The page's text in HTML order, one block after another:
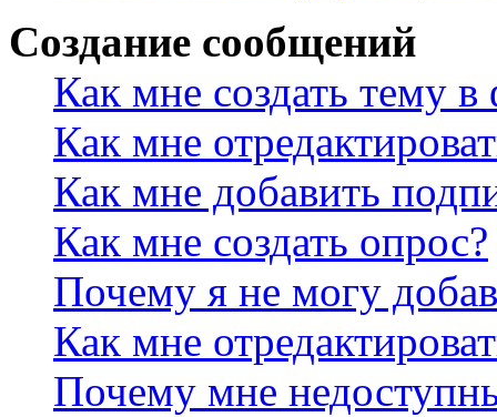
Создание сообщений
Как мне создать тему
Как мне
Как мне добавить
Как мне создать опрос?
Почему я не могу
Как мне
Почему мне